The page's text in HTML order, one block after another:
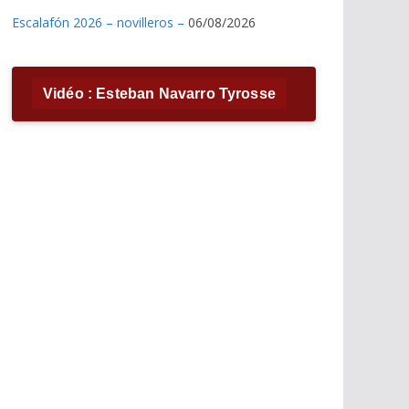
Escalafón 2026 – novilleros – 06/08/2026
Vidéo : Esteban Navarro Tyrosse